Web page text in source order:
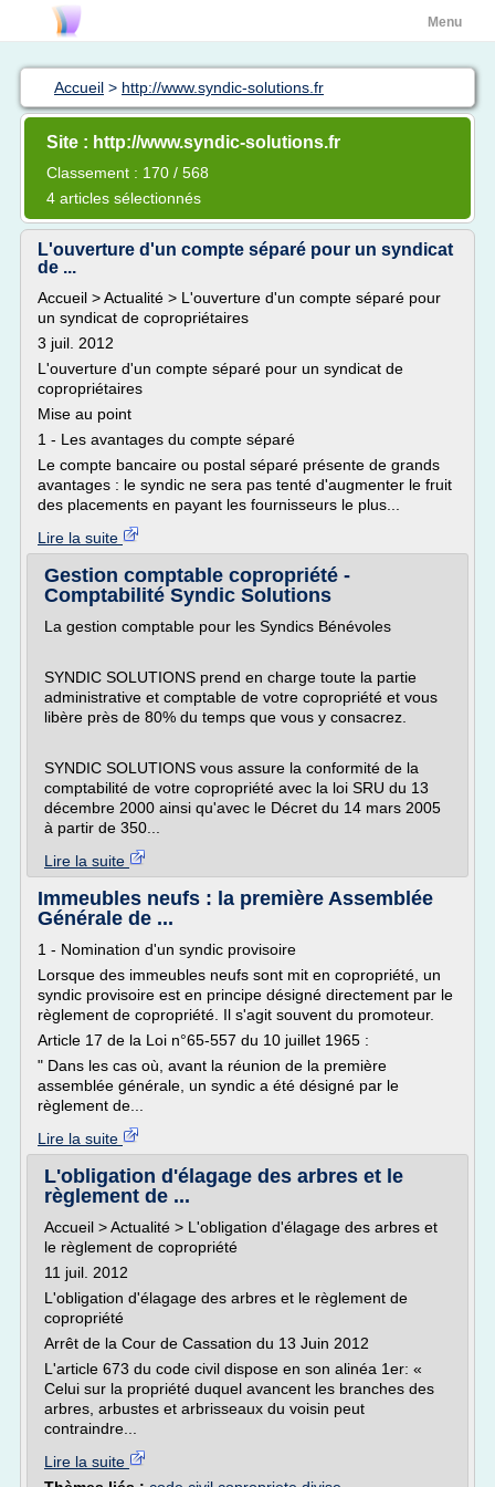
Menu
Accueil > http://www.syndic-solutions.fr
Site : http://www.syndic-solutions.fr
Classement : 170 / 568
4 articles sélectionnés
L'ouverture d'un compte séparé pour un syndicat
de ...
Accueil > Actualité > L'ouverture d'un compte séparé pour
un syndicat de copropriétaires
3 juil. 2012
L'ouverture d'un compte séparé pour un syndicat de
copropriétaires
Mise au point
1 - Les avantages du compte séparé
Le compte bancaire ou postal séparé présente de grands
avantages : le syndic ne sera pas tenté d'augmenter le fruit
des placements en payant les fournisseurs le plus...
Lire la suite
Gestion comptable copropriété -
Comptabilité Syndic Solutions
La gestion comptable pour les Syndics Bénévoles
SYNDIC SOLUTIONS prend en charge toute la partie
administrative et comptable de votre copropriété et vous
libère près de 80% du temps que vous y consacrez.
SYNDIC SOLUTIONS vous assure la conformité de la
comptabilité de votre copropriété avec la loi SRU du 13
décembre 2000 ainsi qu'avec le Décret du 14 mars 2005
à partir de 350...
Lire la suite
Immeubles neufs : la première Assemblée
Générale de ...
1 - Nomination d'un syndic provisoire
Lorsque des immeubles neufs sont mit en copropriété, un
syndic provisoire est en principe désigné directement par le
règlement de copropriété. Il s'agit souvent du promoteur.
Article 17 de la Loi n°65-557 du 10 juillet 1965 :
" Dans les cas où, avant la réunion de la première
assemblée générale, un syndic a été désigné par le
règlement de...
Lire la suite
L'obligation d'élagage des arbres et le
règlement de ...
Accueil > Actualité > L'obligation d'élagage des arbres et
le règlement de copropriété
11 juil. 2012
L'obligation d'élagage des arbres et le règlement de
copropriété
Arrêt de la Cour de Cassation du 13 Juin 2012
L'article 673 du code civil dispose en son alinéa 1er: «
Celui sur la propriété duquel avancent les branches des
arbres, arbustes et arbrisseaux du voisin peut
contraindre...
Lire la suite